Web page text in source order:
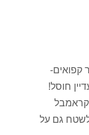
קפואים-
חוסל!
לשטח גם על